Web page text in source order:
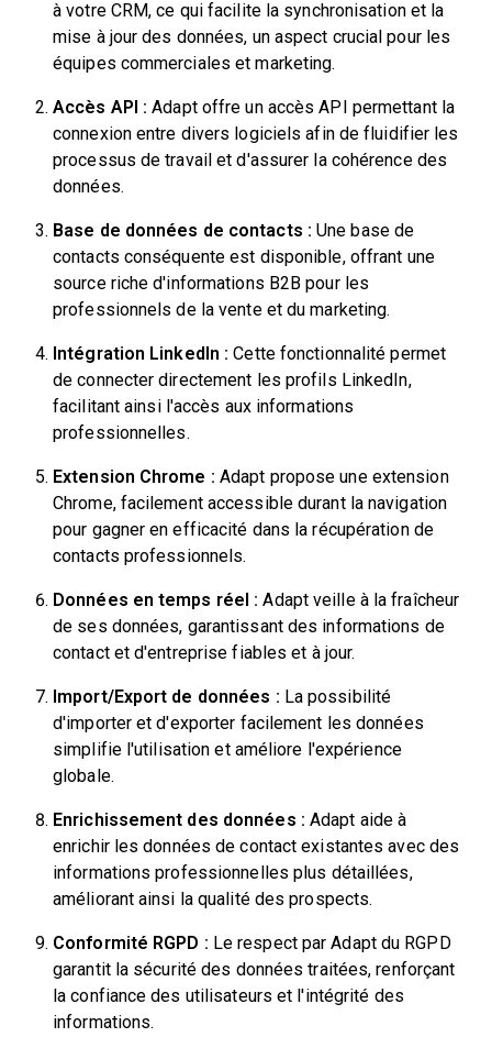
à votre CRM, ce qui facilite la synchronisation et la
mise à jour des données, un aspect crucial pour les
équipes commerciales et marketing.
Accès API : Adapt offre un accès API permettant la
connexion entre divers logiciels afin de fluidifier les
processus de travail et d'assurer la cohérence des
données.
Base de données de contacts : Une base de
contacts conséquente est disponible, offrant une
source riche d'informations B2B pour les
professionnels de la vente et du marketing.
Intégration LinkedIn : Cette fonctionnalité permet
de connecter directement les profils LinkedIn,
facilitant ainsi l'accès aux informations
professionnelles.
Extension Chrome : Adapt propose une extension
Chrome, facilement accessible durant la navigation
pour gagner en efficacité dans la récupération de
contacts professionnels.
Données en temps réel : Adapt veille à la fraîcheur
de ses données, garantissant des informations de
contact et d'entreprise fiables et à jour.
Import/Export de données : La possibilité
d'importer et d'exporter facilement les données
simplifie l'utilisation et améliore l'expérience
globale.
Enrichissement des données : Adapt aide à
enrichir les données de contact existantes avec des
informations professionnelles plus détaillées,
améliorant ainsi la qualité des prospects.
Conformité RGPD : Le respect par Adapt du RGPD
garantit la sécurité des données traitées, renforçant
la confiance des utilisateurs et l'intégrité des
informations.